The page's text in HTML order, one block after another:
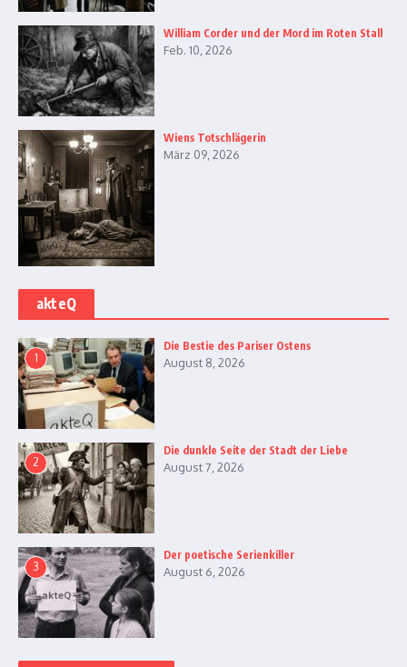
William Corder und der Mord im Roten Stall
Feb. 10, 2026
Wiens Totschlägerin
März 09, 2026
akteQ
1
Die Bestie des Pariser Ostens
August 8, 2026
2
Die dunkle Seite der Stadt der Liebe
August 7, 2026
3
Der poetische Serienkiller
August 6, 2026